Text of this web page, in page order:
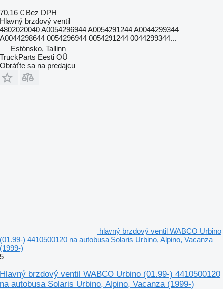
70,16 € Bez DPH
Hlavný brzdový ventil
4802020040 A0054296944 A0054291244 A0044299344
A0044298644 0054296944 0054291244 0044299344...
Estónsko, Tallinn
TruckParts Eesti OÜ
Obráťte sa na predajcu
hlavný brzdový ventil WABCO Urbino
(01.99-) 4410500120 na autobusa Solaris Urbino, Alpino, Vacanza
(1999-)
5
Hlavný brzdový ventil WABCO Urbino (01.99-) 4410500120
na autobusa Solaris Urbino, Alpino, Vacanza (1999-)